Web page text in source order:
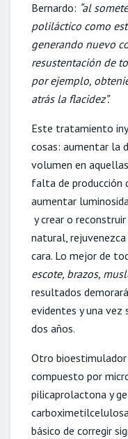
Bernardo: “al
poliláctico como
generando nuevo
resustentación de
por ejemplo,
atrás la flacidez”.
Este tratamiento
cosas: aumentar la
volumen en
falta de producción
aumentar
y crear o
natural,
cara. Lo mejor de
escote, brazos,
resultados
evidentes y una vez
dos años.
Otro
compuesto por
pilicaprolactona y
básico de corregir